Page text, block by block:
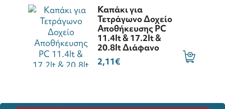
Καπάκι για
Τετράγωνο Δοχείο
Αποθήκευσης PC
11.4lt & 17.2lt &
20.8lt Διάφανο
2,11€